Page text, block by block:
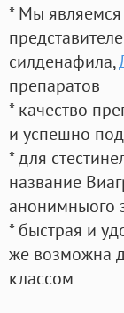
* Мы
силденафила,
препаратов
* качество
и успешно
* для
название
анонимныого
* быстрая и
же возможна
классом